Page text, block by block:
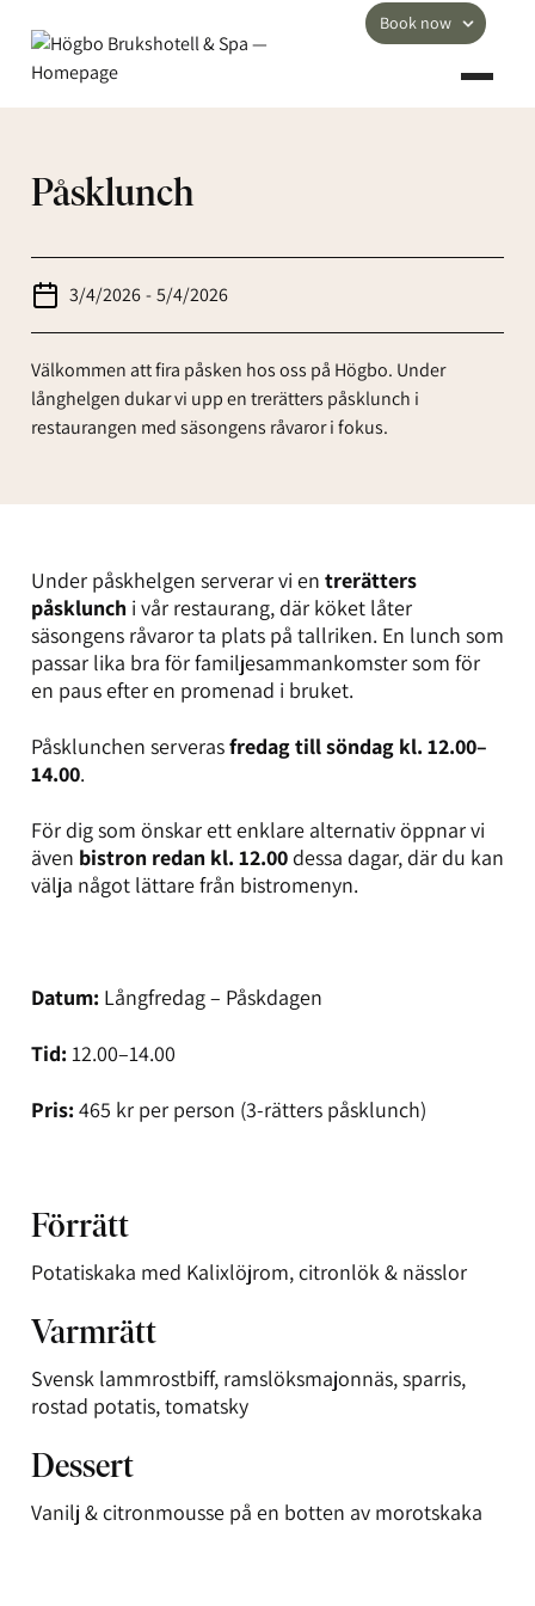
Book now
Påsklunch
3/4/2026-5/4/2026
Välkommen att fira påsken hos oss på Högbo. Under
långhelgen dukar vi upp en trerätters påsklunch i
restaurangen med säsongens råvaror i fokus.
Under påskhelgen serverar vi en trerätters
påsklunch i vår restaurang, där köket låter
säsongens råvaror ta plats på tallriken. En lunch som
passar lika bra för familjesammankomster som för
en paus efter en promenad i bruket.
Påsklunchen serverasfredag till söndag kl. 12.00–
14.00.
För dig som önskar ett enklare alternativ öppnar vi
även bistron redan kl. 12.00 dessa dagar, där du kan
välja något lättare från bistromenyn.
Datum: Långfredag – Påskdagen
Tid: 12.00–14.00
Pris: 465 kr per person (3-rätters påsklunch)
Förrätt
Potatiskaka med Kalixlöjrom, citronlök & nässlor
Varmrätt
Svensk lammrostbiff, ramslöksmajonnäs, sparris,
rostad potatis, tomatsky
Dessert
Vanilj & citronmousse på en botten av morotskaka